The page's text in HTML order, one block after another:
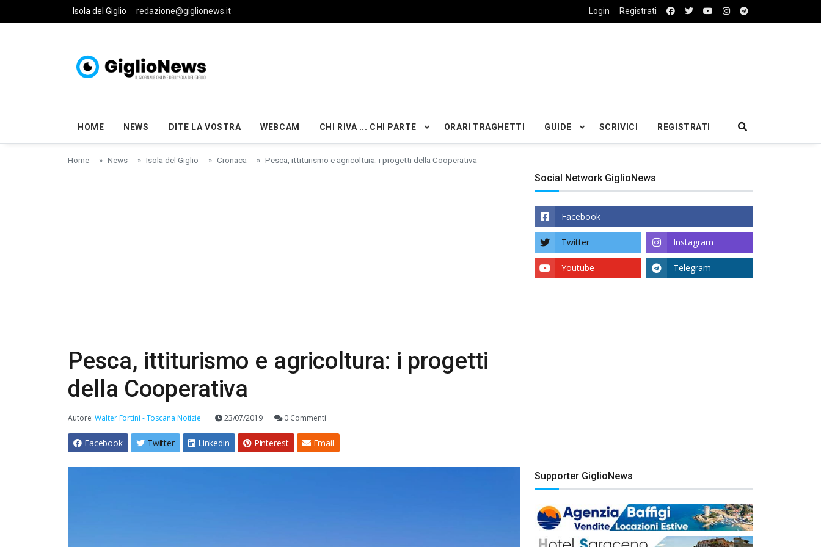
Skip to main content
Isola del Giglio redazione@giglionews.it Login Registrati
HOME NEWS DITE LA VOSTRA WEBCAM CHI RIVA ... CHI PARTE ORARI TRAGHETTI GUIDE SCRIVICI REGISTRATI
Home News Isola del Giglio Cronaca Pesca, ittiturismo e agricoltura: i progetti della Cooperativa
Pesca, ittiturismo e agricoltura: i progetti
della Cooperativa
Autore:Walter Fortini - Toscana Notizie 23/07/2019 0 Commenti
Facebook Twitter Linkedin Pinterest Email
Social Network GiglioNews
Facebook
Twitter Instagram
Youtube Telegram
Supporter GiglioNews